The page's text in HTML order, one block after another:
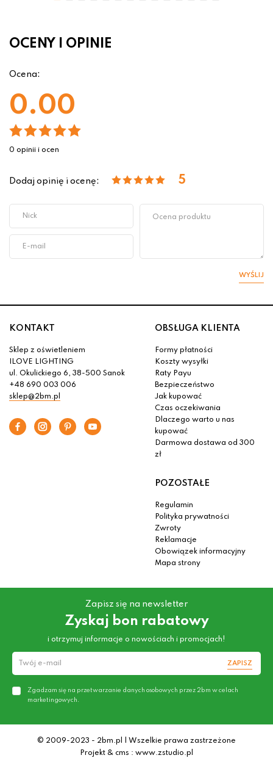
OCENY I OPINIE
Ocena:
0.00
0 opinii i ocen
Dodaj opinię i ocenę: 5
WYŚLIJ
KONTAKT
Sklep z oświetleniem
ILOVE LIGHTING
ul. Okulickiego 6, 38-500 Sanok
+48 690 003 006
sklep@2bm.pl
OBSŁUGA KLIENTA
Formy płatności
Koszty wysyłki
Raty Payu
Bezpieczeństwo
Jak kupować
Czas oczekiwania
Dlaczego warto u nas
kupować
Darmowa dostawa od 300
zł
POZOSTAŁE
Regulamin
Polityka prywatności
Zwroty
Reklamacje
Obowiązek informacyjny
Mapa strony
Zapisz się na newsletter
Zyskaj bon rabatowy
i otrzymuj informacje o nowościach i promocjach!
ZAPISZ
Zgadzam się na przetwarzanie danych osobowych przez 2bm w celach
marketingowych.
© 2009-2023 - 2bm.pl | Wszelkie prawa zastrzeżone
Projekt & cms : www.zstudio.pl